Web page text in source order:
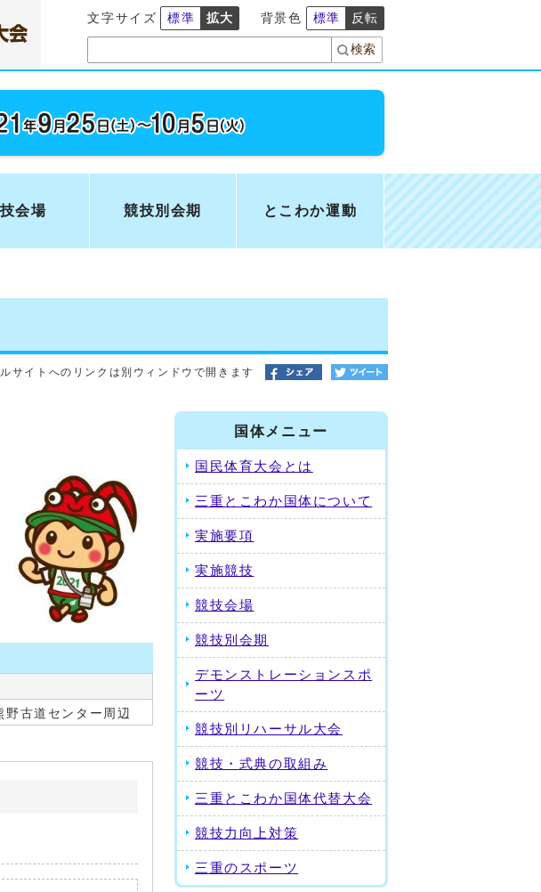
文字サイズ 標準 拡大 背景色 標準 反転
会場 競技別会期 とこわか運動
サイトへのリンクは別ウィンドウで開きます
野古道センター周辺
国体メニュー
国民体育大会とは
三重とこわか国体について
実施要項
実施競技
競技会場
競技別会期
デモンストレーションスポ
ーツ
競技別リハーサル大会
競技・式典の取組み
三重とこわか国体代替大会
競技力向上対策
三重のスポーツ